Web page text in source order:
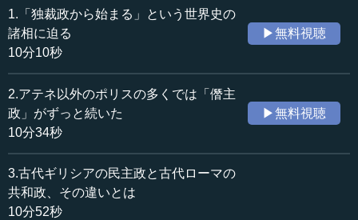
追加日：2020年3月21日
カテゴリー：
歴史・民族
≪全文≫
●ペイシストラトスの息子兄弟は、なぜ失脚したか
―― 前回は、ペイシストラトスによって制度が確立して
て、アテネの国力を増やしていった時代だというお話でし
た。
1.「独裁政から始まる」という世界史の
諸相に迫る
10分10秒
▶無料視聴
2.アテネ以外のポリスの多くでは「僭主
政」がずっと続いた
10分34秒
▶無料視聴
3.古代ギリシアの民主政と古代ローマの
共和政、その違いとは
10分52秒